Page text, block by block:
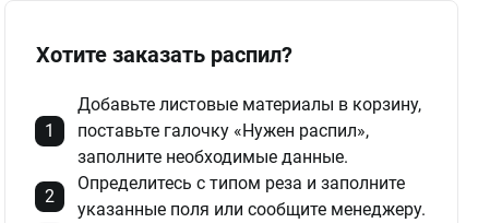
Хотите заказать распил?
Добавьте листовые материалы в корзину,
поставьте галочку «Нужен распил»,
заполните необходимые данные.
Определитесь с типом реза и заполните
указанные поля или сообщите менеджеру.